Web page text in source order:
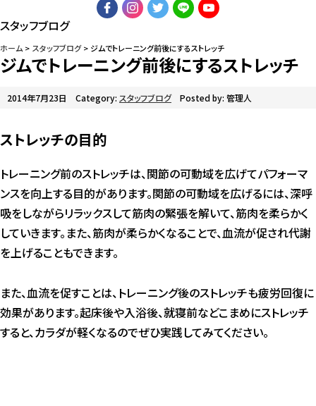
スタッフブログ
ホーム スタッフブログ ジムでトレーニング前後にするストレッチ
ジムでトレーニング前後にするストレッチ
2014年7月23日 Category: スタッフブログ Posted by: 管理人
ストレッチの目的
トレーニング前のストレッチは、関節の可動域を広げてパフォーマ
ンスを向上する目的があります。関節の可動域を広げるには、深呼
吸をしながらリラックスして筋肉の緊張を解いて、筋肉を柔らかく
していきます。また、筋肉が柔らかくなることで、血流が促され代謝
を上げることもできます。
また、血流を促すことは、トレーニング後のストレッチも疲労回復に
効果があります。起床後や入浴後、就寝前などこまめにストレッチ
すると、カラダが軽くなるのでぜひ実践してみてください。